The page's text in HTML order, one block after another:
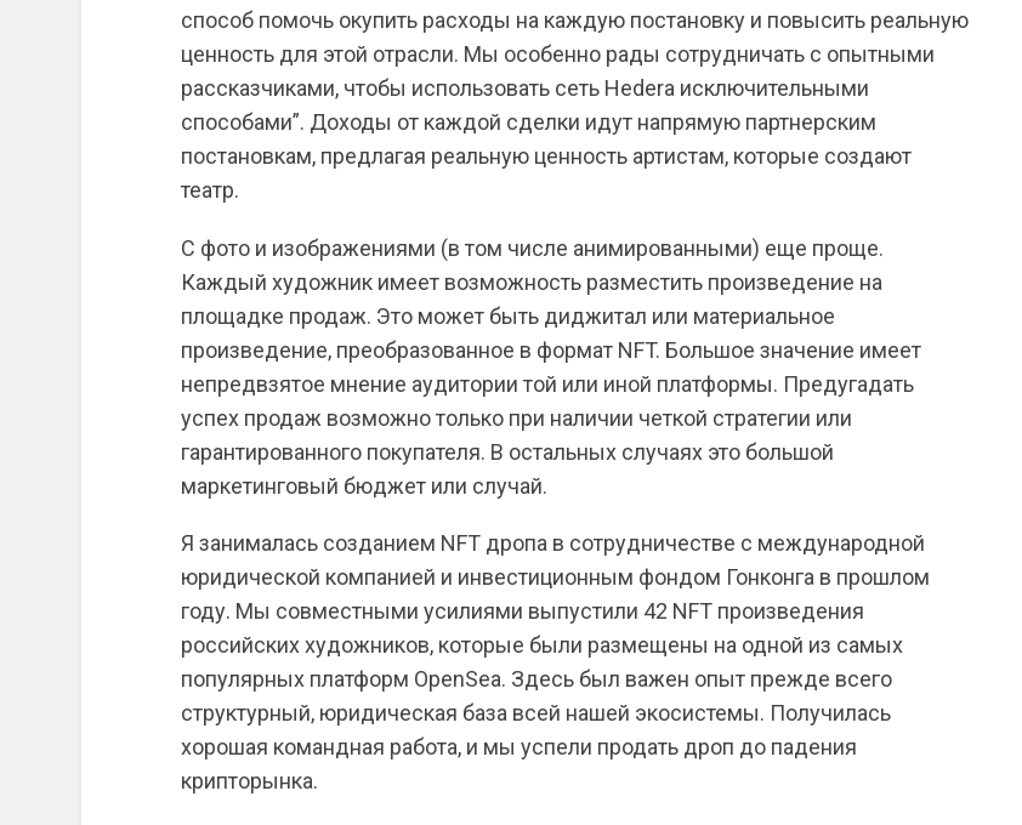
способ помочь окупить расходы на каждую постановку и повысить реальную
ценность для этой отрасли. Мы особенно рады сотрудничать с опытными
рассказчиками, чтобы использовать сеть Hedera исключительными
способами”. Доходы от каждой сделки идут напрямую партнерским
постановкам, предлагая реальную ценность артистам, которые создают
театр.
С фото и изображениями (в том числе анимированными) еще проще.
Каждый художник имеет возможность разместить произведение на
площадке продаж. Это может быть диджитал или материальное
произведение, преобразованное в формат NFT. Большое значение имеет
непредвзятое мнение аудитории той или иной платформы. Предугадать
успех продаж возможно только при наличии четкой стратегии или
гарантированного покупателя. В остальных случаях это большой
маркетинговый бюджет или случай.
Я занималась созданием NFT дропа в сотрудничестве с международной
юридической компанией и инвестиционным фондом Гонконга в прошлом
году. Мы совместными усилиями выпустили 42 NFT произведения
российских художников, которые были размещены на одной из самых
популярных платформ OpenSea. Здесь был важен опыт прежде всего
структурный, юридическая база всей нашей экосистемы. Получилась
хорошая командная работа, и мы успели продать дроп до падения
крипторынка.